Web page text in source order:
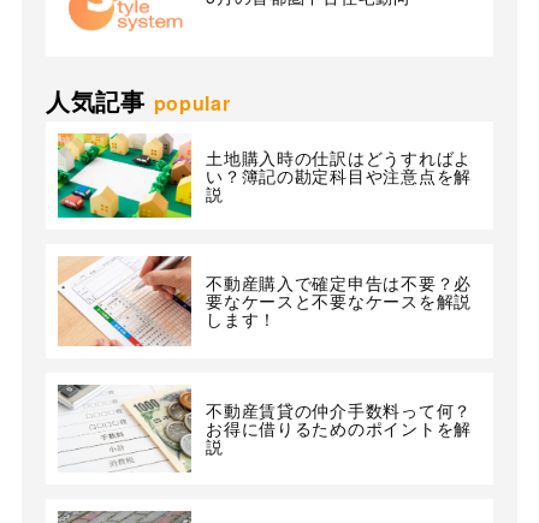
人気記事 popular
土地購入時の仕訳はどうすればよ
い？簿記の勘定科目や注意点を解
説
不動産購入で確定申告は不要？必
要なケースと不要なケースを解説
します！
不動産賃貸の仲介手数料って何？
お得に借りるためのポイントを解
説